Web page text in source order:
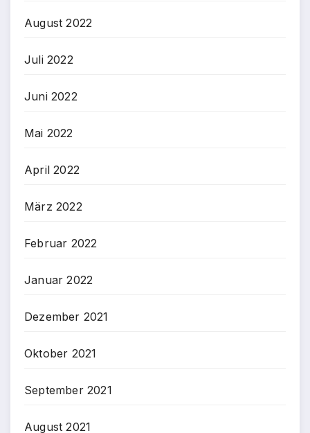
August 2022
Juli 2022
Juni 2022
Mai 2022
April 2022
März 2022
Februar 2022
Januar 2022
Dezember 2021
Oktober 2021
September 2021
August 2021